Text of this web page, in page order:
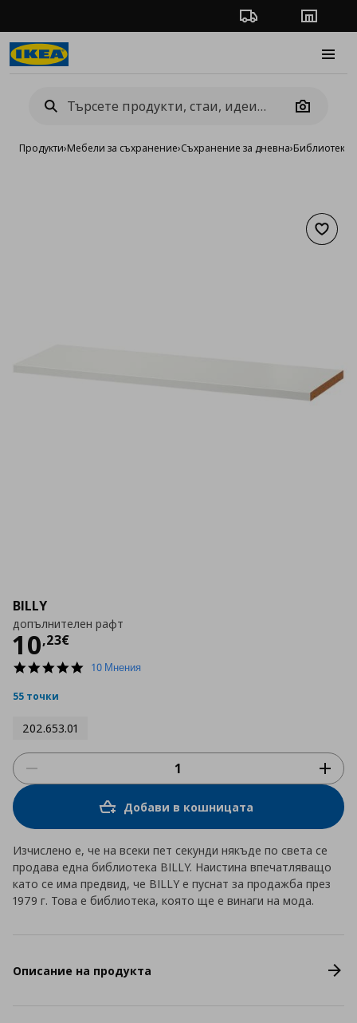
Проследяване на
Camera
Продукти›Мебели за съхранение›Съхранение за дневна›Библиотеки
BILLY
допълнителен рафт
10,23€
Цена
4.8
10 Мнения
55 точки
202.653.01
Добави в кошницата
Изчислено е, че на всеки пет секунди някъде по света се
продава една библиотека BILLY. Наистина впечатляващо
като се има предвид, че BILLY е пуснат за продажба през
1979 г. Това е библиотека, която ще е винаги на мода.
Описание на продукта